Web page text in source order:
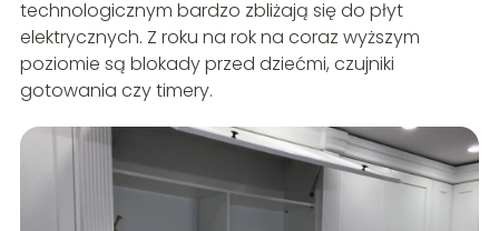
technologicznym bardzo zbliżają się do płyt
elektrycznych. Z roku na rok na coraz wyższym
poziomie są blokady przed dziećmi, czujniki
gotowania czy timery.